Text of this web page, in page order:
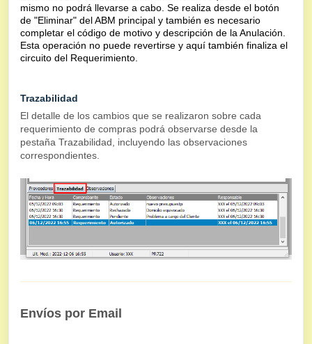
mismo no podrá llevarse a cabo. Se realiza desde el botón
de "Eliminar" del ABM principal y también es necesario
completar el código de motivo y descripción de la Anulación.
Esta operación no puede revertirse y aquí también finaliza el
circuito del Requerimiento.
Trazabilidad
El detalle de los cambios que se realizaron sobre cada
requerimiento de compras podrá observarse desde la
pestaña Trazabilidad, incluyendo las observaciones
correspondientes.
Envíos por Email